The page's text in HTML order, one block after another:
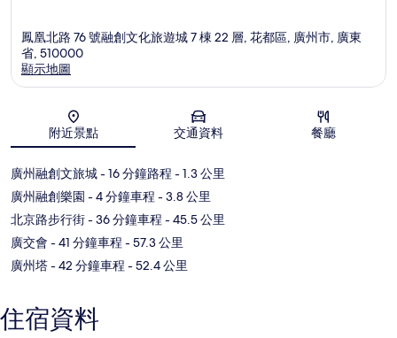
鳳凰北路 76 號融創文化旅遊城 7 棟 22 層, 花都區, 廣州市, 廣東
省, 510000
顯示地圖
附近景點 交通資料 餐廳
廣州融創文旅城- 16 分鐘路程 - 1.3 公里
廣州融創樂園 - 4 分鐘車程 - 3.8 公里
北京路步行街- 36 分鐘車程 - 45.5 公里
廣交會 - 41 分鐘車程 - 57.3 公里
廣州塔- 42 分鐘車程 - 52.4 公里
住宿資料